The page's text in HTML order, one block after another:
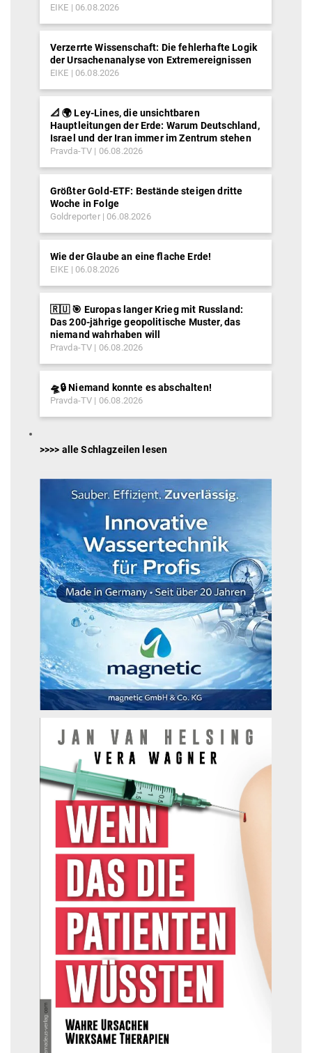
EIKE 06.08.2026
Verzerrte Wissenschaft: Die fehlerhafte Logik
der Ursachenanalyse von Extremereignissen
EIKE 06.08.2026
📐 🌍 Ley-Lines, die unsichtbaren
Hauptleitungen der Erde: Warum Deutschland,
Israel und der Iran immer im Zentrum stehen
Pravda-TV 06.08.2026
Größter Gold-ETF: Bestände steigen dritte
Woche in Folge
Goldreporter 06.08.2026
Wie der Glaube an eine flache Erde!
EIKE 06.08.2026
🇷🇺 🎯 Europas langer Krieg mit Russland:
Das 200-jährige geopolitische Muster, das
niemand wahrhaben will
Pravda-TV 06.08.2026
🛸🔒 Niemand konnte es abschalten!
Pravda-TV 06.08.2026
>>>> alle Schlagzeilen lesen